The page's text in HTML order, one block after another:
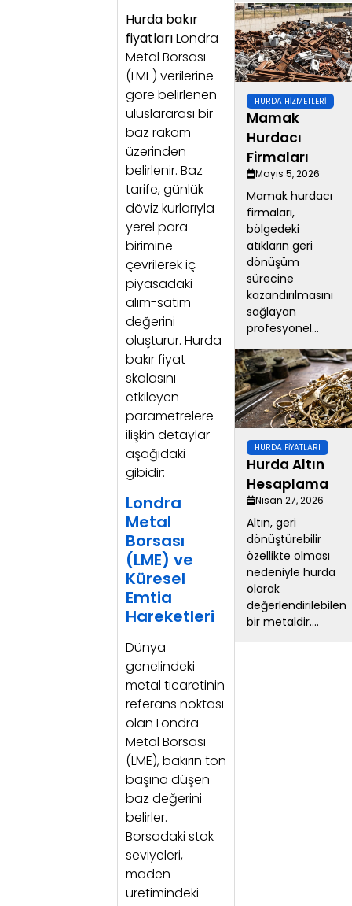
Hurda bakır
fiyatlarıLondra
Metal Borsası
(LME) verilerine
göre belirlenen
uluslararası bir
baz rakam
üzerinden
belirlenir. Baz
tarife, günlük
döviz kurlarıyla
yerel para
birimine
çevrilerek iç
piyasadaki
alım-satım
değerini
oluşturur. Hurda
bakır fiyat
skalasını
etkileyen
parametrelere
ilişkin detaylar
aşağıdaki
gibidir:
Londra
Metal
Borsası
(LME) ve
Küresel
Emtia
Hareketleri
Dünya
genelindeki
metal ticaretinin
referans noktası
olan Londra
Metal Borsası
(LME), bakırın ton
başına düşen
baz değerini
belirler.
Borsadaki stok
seviyeleri,
maden
üretimindeki
HURDA HIZMETLERI
Mamak
Hurdacı
Firmaları
Mayıs 5, 2026
Mamak hurdacı
firmaları,
bölgedeki
atıkların geri
dönüşüm
sürecine
kazandırılmasını
sağlayan
profesyonel...
HURDA FIYATLARI
Hurda Altın
Hesaplama
Nisan 27, 2026
Altın, geri
dönüştürebilir
özellikte olması
nedeniyle hurda
olarak
değerlendirilebilen
bir metaldir....